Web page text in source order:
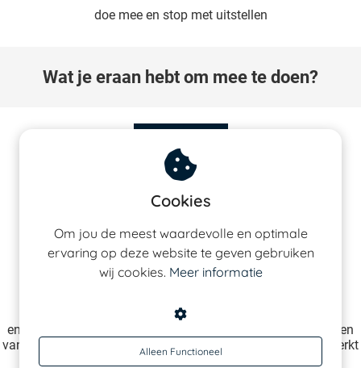
doe mee en stop met uitstellen
Wat je eraan hebt om mee te doen?
Praktische plan tips voor structuur, rust,
overzicht en controle
€ 22,50,- p/m
Zin om mee te doen?
en klaar om definitief afscheid te nemen van uitstelgedrag en
van het schuldgevoel als je rust neemt... Terwijl je minder werkt
en meer resultaat behaalt?
Cookies
Om jou de meest waardevolle en optimale
ervaring op deze website te geven gebruiken
wij cookies. Meer informatie
Alleen Functioneel